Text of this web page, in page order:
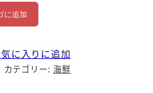
に追加
に入りに追加
カテゴリー:海鮮